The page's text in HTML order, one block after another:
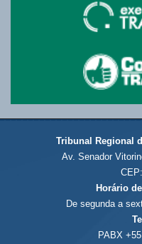
Tribunal Regional
Av. Senador
Horário
De segunda a
PABX